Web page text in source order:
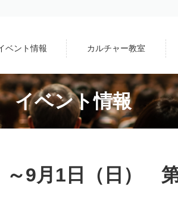
ベント情報 カルチャー教室
イベント情報
～9月1日（日）